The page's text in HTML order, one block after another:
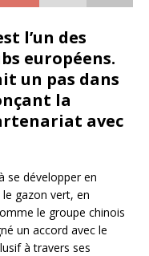
l’un des
européens.
un pas dans
la
avec
se développer en
gazon vert, en
le groupe chinois
un accord avec le
à travers ses